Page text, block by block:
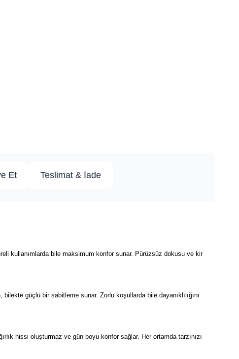
Et Teslimat & İade
kullanımlarda bile maksimum konfor sunar. Pürüzsüz dokusu ve kir
güçlü bir sabitleme sunar. Zorlu koşullarda bile dayanıklılığını
hissi oluşturmaz ve gün boyu konfor sağlar. Her ortamda tarzınızı